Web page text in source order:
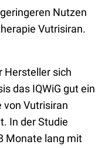
Nutzen
Vutrisiran.
Hersteller sich
das IQWiG gut ein
von Vutrisiran
In der Studie
Monate lang mit